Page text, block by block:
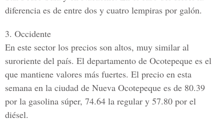
diferencia es de entre dos y cuatro lempiras por galón.
3. Occidente
En este sector los precios son altos, muy similar al
suroriente del país. El departamento de Ocotepeque es el
que mantiene valores más fuertes. El precio en esta
semana en la ciudad de Nueva Ocotepeque es de 80.39
por la gasolina súper, 74.64 la regular y 57.80 por el
diésel.